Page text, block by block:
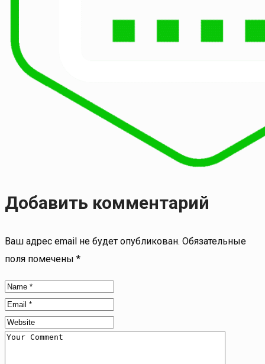
Добавить комментарий
Ваш адрес email не будет опубликован. Обязательные
поля помечены *